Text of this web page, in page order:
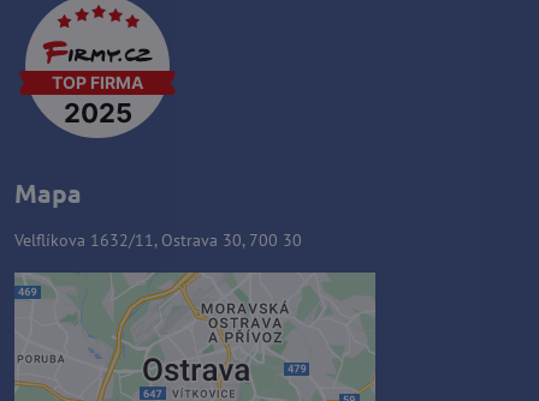
Mapa
Velflíkova 1632/11, Ostrava 30, 700 30
Externý obsah je blokovaný
Voľbami súkromia